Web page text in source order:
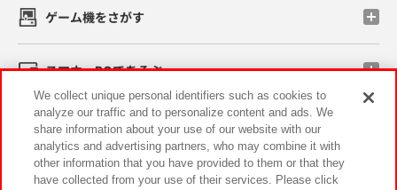
ゲーム機をさがす
スマホ・PCであそぶ
イベント・キャンペーン
We collect unique personal identifiers such as cookies to
analyze our traffic and to personalize content and ads. We
share information about your use of our website with our
analytics and advertising partners, who may combine it with
other information that you have provided to them or that they
have collected from your use of their services. Please click